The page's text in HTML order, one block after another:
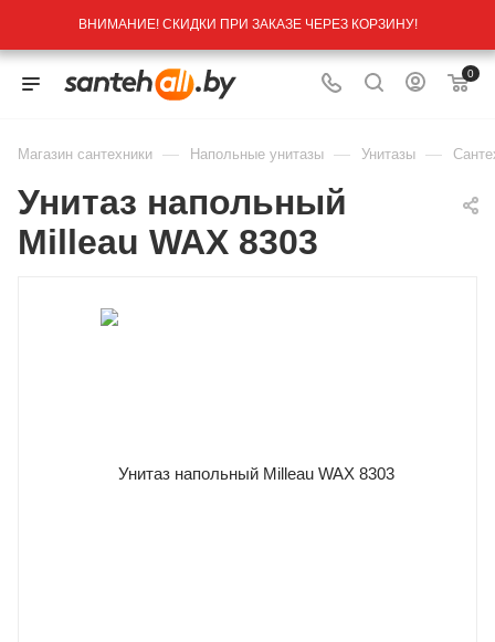
ВНИМАНИЕ! СКИДКИ ПРИ ЗАКАЗЕ ЧЕРЕЗ КОРЗИНУ!
0
Магазин сантехники — Напольные унитазы — Унитазы —
Унитаз напольный
Milleau WAX 8303